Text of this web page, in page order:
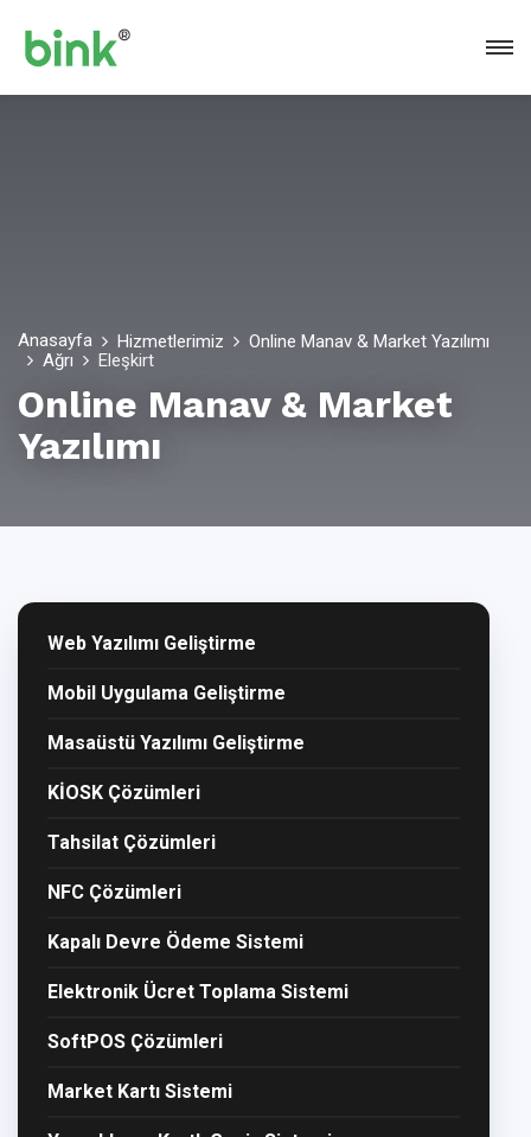
Anasayfa Hizmetlerimiz
Online Manav & Market Yazılımı
Ağrı
Eleşkirt
Online Manav & Market
Yazılımı
Web Yazılımı Geliştirme
Mobil Uygulama Geliştirme
Masaüstü Yazılımı Geliştirme
KİOSK Çözümleri
Tahsilat Çözümleri
NFC Çözümleri
Kapalı Devre Ödeme Sistemi
Elektronik Ücret Toplama Sistemi
SoftPOS Çözümleri
Market Kartı Sistemi